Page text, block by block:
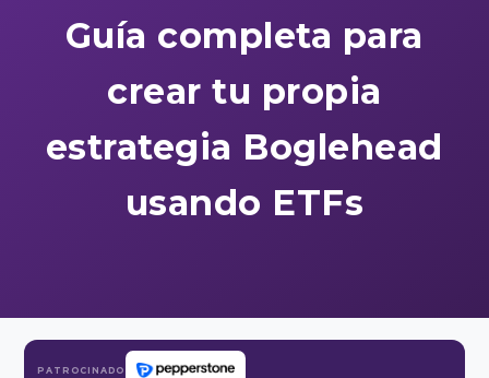
Guía completa para
crear tu propia
estrategia Boglehead
usando ETFs
PATROCINADO